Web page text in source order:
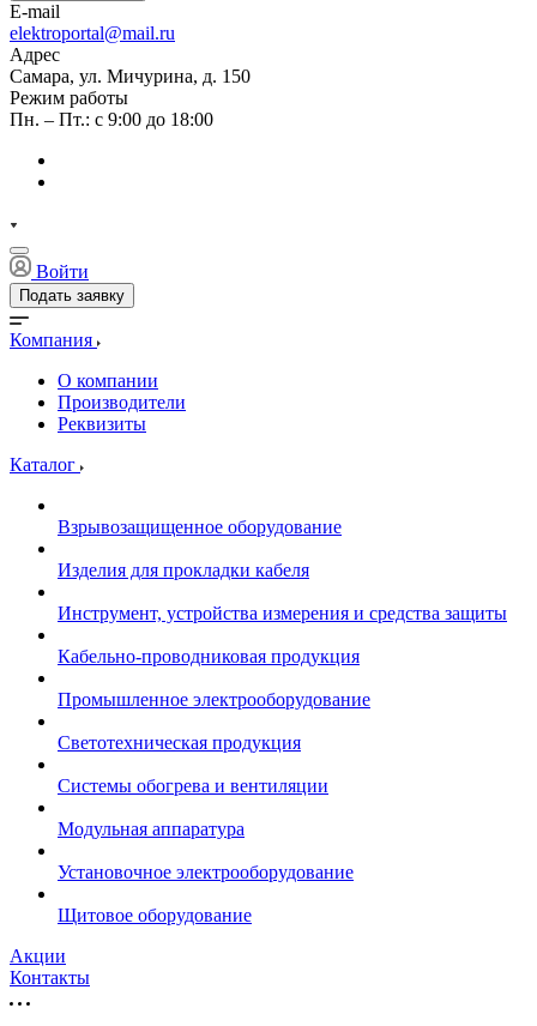
E-mail
elektroportal@mail.ru
Адрес
Самара, ул. Мичурина, д. 150
Режим работы
Пн. – Пт.: с 9:00 до 18:00
Войти
Подать заявку
Компания
О компании
Производители
Реквизиты
Каталог
Взрывозащищенное оборудование
Изделия для прокладки кабеля
Инструмент, устройства измерения и средства защиты
Кабельно-проводниковая продукция
Промышленное электрооборудование
Светотехническая продукция
Системы обогрева и вентиляции
Модульная аппаратура
Установочное электрооборудование
Щитовое оборудование
Акции
Контакты